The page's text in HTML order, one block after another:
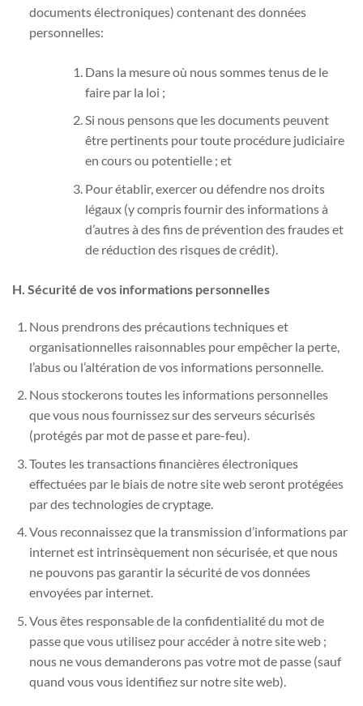
documents électroniques) contenant des données
personnelles:
Dans la mesure où nous sommes tenus de le
faire par la loi ;
Si nous pensons que les documents peuvent
être pertinents pour toute procédure judiciaire
en cours ou potentielle ; et
Pour établir, exercer ou défendre nos droits
légaux (y compris fournir des informations à
d’autres à des fins de prévention des fraudes et
de réduction des risques de crédit).
H. Sécurité de vos informations personnelles
Nous prendrons des précautions techniques et
organisationnelles raisonnables pour empêcher la perte,
l’abus ou l’altération de vos informations personnelle.
Nous stockerons toutes les informations personnelles
que vous nous fournissez sur des serveurs sécurisés
(protégés par mot de passe et pare-feu).
Toutes les transactions financières électroniques
effectuées par le biais de notre site web seront protégées
par des technologies de cryptage.
Vous reconnaissez que la transmission d’informations par
internet est intrinsèquement non sécurisée, et que nous
ne pouvons pas garantir la sécurité de vos données
envoyées par internet.
Vous êtes responsable de la confidentialité du mot de
passe que vous utilisez pour accéder à notre site web ;
nous ne vous demanderons pas votre mot de passe (sauf
quand vous vous identifiez sur notre site web).